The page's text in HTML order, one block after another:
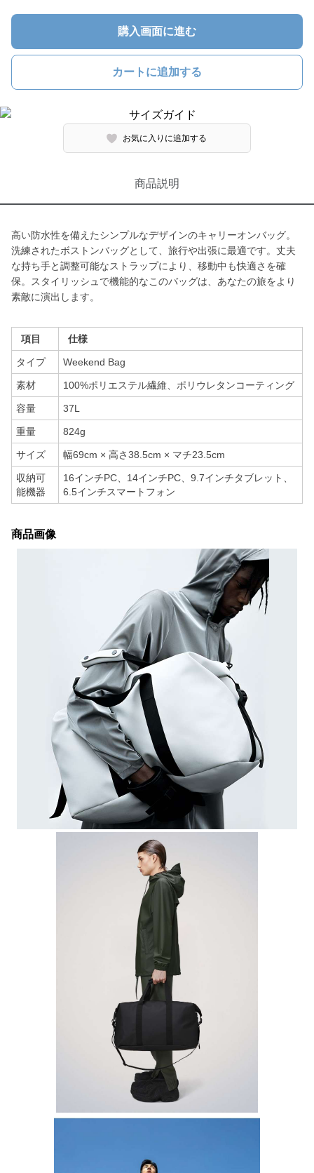
購入画面に進む
カートに追加する
お気に入りに追加する
商品説明
高い防水性を備えたシンプルなデザインのキャリーオンバッグ。
洗練されたボストンバッグとして、旅行や出張に最適です。丈夫
な持ち手と調整可能なストラップにより、移動中も快適さを確
保。スタイリッシュで機能的なこのバッグは、あなたの旅をより
素敵に演出します。
項目 仕様
タイプ Weekend Bag
素材 100%ポリエステル繊維、ポリウレタンコーティング
容量 37L
重量 824g
サイズ 幅69cm × 高さ38.5cm × マチ23.5cm
収納可
能機器
16インチPC、14インチPC、9.7インチタブレット、
6.5インチスマートフォン
商品画像